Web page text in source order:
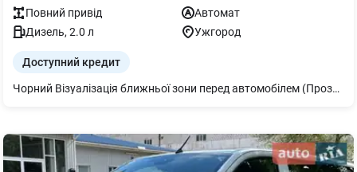
Повний привід
Автомат
Дизель, 2.0 л Ужгород
Доступний кредит
Чорний Візуалізація ближньої зони перед автомобілем (Прозорий капот) Apple CarPlay Android Auto Активна система утримання дистанції DISTRONIC Переднє сидіння зліва з електричним регулюванням та функцією пам'яті Передне сидіння зправа з електричним регулюванням і функцією пам’ятті Активний асистент утримання в смузі руху Асистент запобігання зіткненням Плюс Відкидні спинки задніх сидінь Пакет речових відділень Подвійний підстаканник Центральна подушка безпеки Склоочисники з датчиком дощу Cистема екстреного виклику Mercedes-Benz Розширені функції MBUX Система кондиціювання сидінь водія та переднього пасажира Інструкція з експлуатації та сервісна книжка - український Панорамний зсувний дах з електроприводом 9G-TRONIC Система контролю тиску в шинах Обивка стелі тканиною кольору "Чорний" Мультимедійна система MBUX Цифрове радіо Driver monitoring camera Автоматична система кондиціонування повітря THERMATIC Використання залишкового тепла двигуна AGILITY CONTROL підвіска з селективною системою демпфування Product protection-partial protection Аварійне запасне колесо Система контролю викидів дизельного BlueTEC SCR Покоління 4 Аварійний жилет для водія Горизонтальна шторка багажного відділення EASY PACK Центральна консоль,чорний глянцевий колір Підготовка для встановлення цифрового радіо Комфортні сидіння Технічні зміни Додаткове устаткування для країн з холодним кліматом Підігрів задніх сидіннь Пакет освітлення салону Розпізнавання дитини в зачиненому автомобілі. пасивний Двері багажного відділення EASY-PACK Функція пуску KEYLESS-GO Комфортна підсвітка салону Стандарт емісій EU6 Інтегрований стартер-генератор 2 покоління COC-папір EU6 - без техпаспорту частина II Вихлопна система з DPF покоління 2.0 Ідентифікаційна табличка з номером кузову М’який гібридний привід Набір інструментів для заміни коліс AMG DYNAMIC SELECT Лівостороннє розташування керма Багатофункціональне спортивне кермо з оздобленням зі шкіри AVANTGARDE Інтер'єр Штучна шкіра ARTICO коричневий Хром-пакет інтер"єр Декоративний елемент дерево лайм антрацит з лінійною структурою AVANTGARDE Екстер"єр Рейлінги на даху анодований алюміній глянець Хром-пакет Легкосплавні колісні диски діаметром 45,7 см (18") з 5 спицями Зимовий пакет Кермо з підігрівом Система омивання скла з підігрівом Пакет Premium Інтеграція